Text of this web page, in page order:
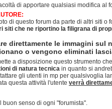
di apportare qualsiasi modifica al
di questo forum da parte di altri siti
siti che ne riportino la filigrana di
direttamente le immagini
o vengono eliminati
a disposizione questo strumento
di natura tecnica in quanto si
gli utenti in mp per qualsivoglia
questa attività l'utente verrà
senso di ogni "forumista".